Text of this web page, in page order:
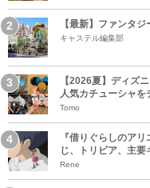
【最新】ファンタ
キャステル編集部
【2026夏】ディズ
人気カチューシャを
Tomo
『借りぐらしのア
じ、トリビア、主要
Rene